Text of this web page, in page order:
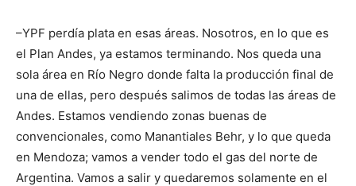
–YPF perdía plata en esas áreas. Nosotros, en lo que es
el Plan Andes, ya estamos terminando. Nos queda una
sola área en Río Negro donde falta la producción final de
una de ellas, pero después salimos de todas las áreas de
Andes. Estamos vendiendo zonas buenas de
convencionales, como Manantiales Behr, y lo que queda
en Mendoza; vamos a vender todo el gas del norte de
Argentina. Vamos a salir y quedaremos solamente en el